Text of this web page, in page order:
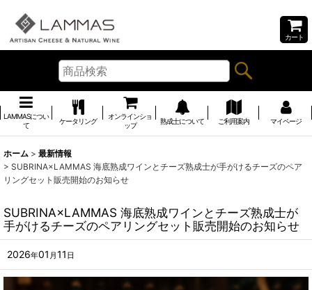
カート
LAMMASについ
て
ケータリング
オンラインショ
ップ
熟成士について ご利用案内 マイページ
ホーム > 最新情報
> SUBRINA×LAMMAS 海底熟成ワインとチーズ熟成士が手がけるチーズのペア
リングセット販売開始のお知らせ
SUBRINA×LAMMAS 海底熟成ワインとチーズ熟成士が
手がけるチーズのペアリングセット販売開始のお知らせ
2026年01 月11 日